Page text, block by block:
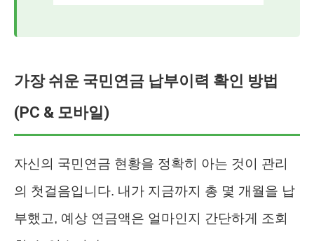
가장 쉬운 국민연금 납부이력 확인 방법
(PC & 모바일)
자신의 국민연금 현황을 정확히 아는 것이 관리
의 첫걸음입니다. 내가 지금까지 총 몇 개월을 납
부했고, 예상 연금액은 얼마인지 간단하게 조회